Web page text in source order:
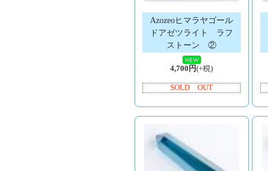
Azozeoヒマラヤゴール
ドアゼツライト ラフ
ストーン ②
4,700円(+税)
SOLD OUT